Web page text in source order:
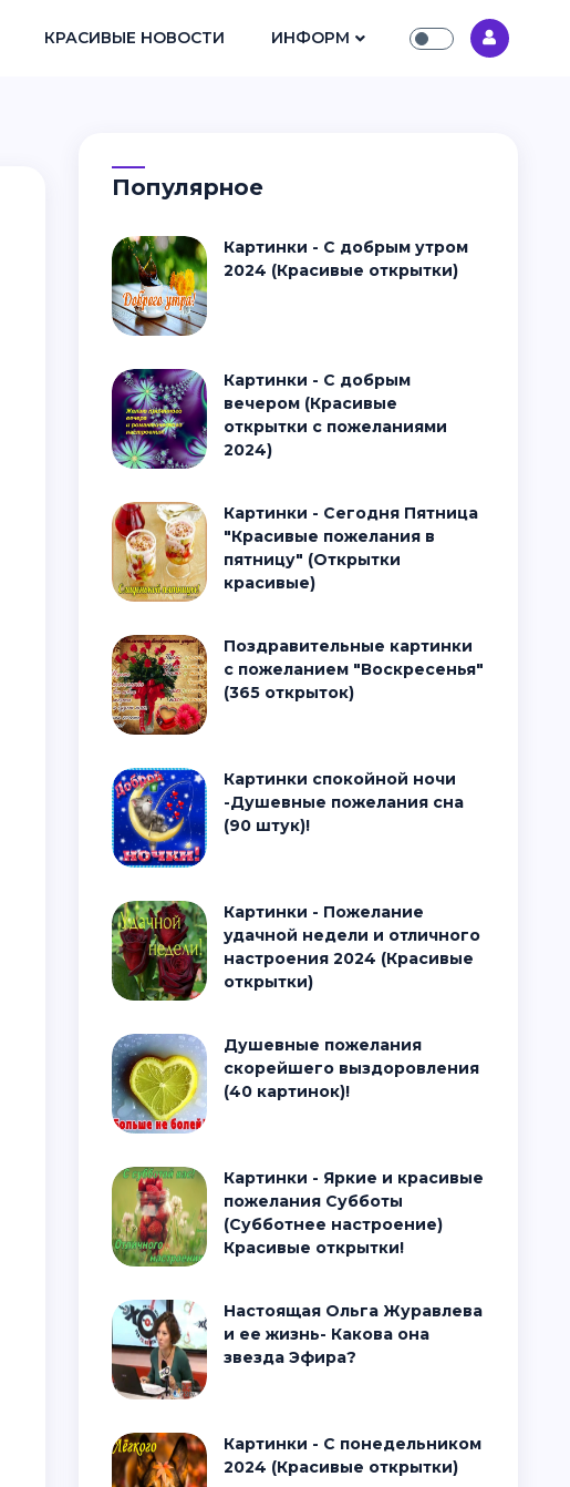
КРАСИВЫЕ НОВОСТИ ИНФОРМ
Популярное
Картинки - С добрым утром
2024 (Красивые открытки)
Картинки - С добрым
вечером (Красивые
открытки с пожеланиями
2024)
Картинки - Сегодня Пятница
"Красивые пожелания в
пятницу" (Открытки
красивые)
Поздравительные картинки
с пожеланием "Воскресенья"
(365 открыток)
Картинки спокойной ночи
-Душевные пожелания сна
(90 штук)!
Картинки - Пожелание
удачной недели и отличного
настроения 2024 (Красивые
открытки)
Душевные пожелания
скорейшего выздоровления
(40 картинок)!
Картинки - Яркие и красивые
пожелания Субботы
(Субботнее настроение)
Красивые открытки!
Настоящая Ольга Журавлева
и ее жизнь- Какова она
звезда Эфира?
Картинки - С понедельником
2024 (Красивые открытки)